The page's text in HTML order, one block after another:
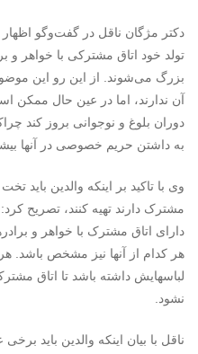
دکتر مژگان ناقل در گفت‌وگو اظهار
تولد خود اتاق مشترکی با خواهر و
بزرگ می‌شوند. از این رو این
آن ندارند، اما در عین حال ممکن
دوران بلوغ و نوجوانی بروز کند
به داشتن حریم خصوصی در آنها
وی با تاکید بر اینکه والدین باید
مشترک دارند تهیه کنند، تصریح
دارای اتاق مشترک با خواهر و
هر کدام از آنها نیز مشخص باشد.
لباسهایش داشته باشد تا اتاق
نشود.
ناقل با بیان اینکه والدین باید